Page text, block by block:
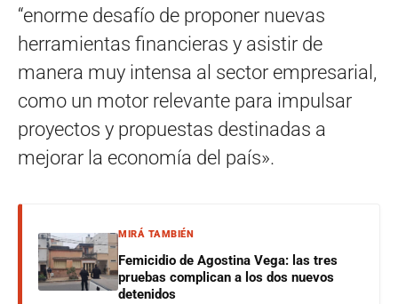
“enorme desafío de proponer nuevas
herramientas financieras y asistir de
manera muy intensa al sector empresarial,
como un motor relevante para impulsar
proyectos y propuestas destinadas a
mejorar la economía del país».
MIRÁ TAMBIÉN
Femicidio de Agostina Vega: las tres
pruebas complican a los dos nuevos
detenidos